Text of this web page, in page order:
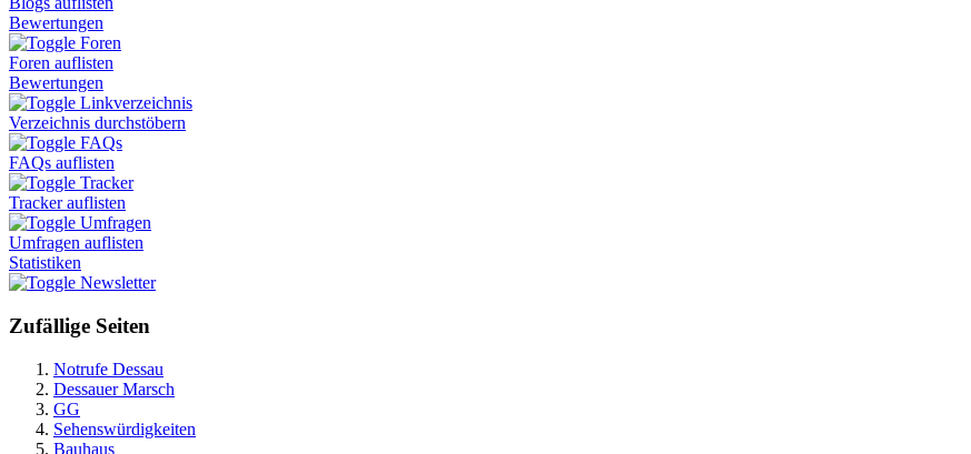
Bewertungen
Foren
Foren auflisten
Bewertungen
Linkverzeichnis
Verzeichnis durchstöbern
FAQs
FAQs auflisten
Tracker
Tracker auflisten
Umfragen
Umfragen auflisten
Statistiken
Newsletter
Zufällige Seiten
Notrufe Dessau
Dessauer Marsch
GG
Sehenswürdigkeiten
Bauhaus